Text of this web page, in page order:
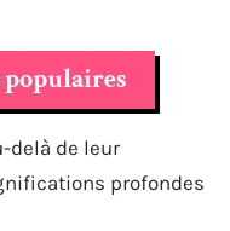
populaires
delà de leur
profondes